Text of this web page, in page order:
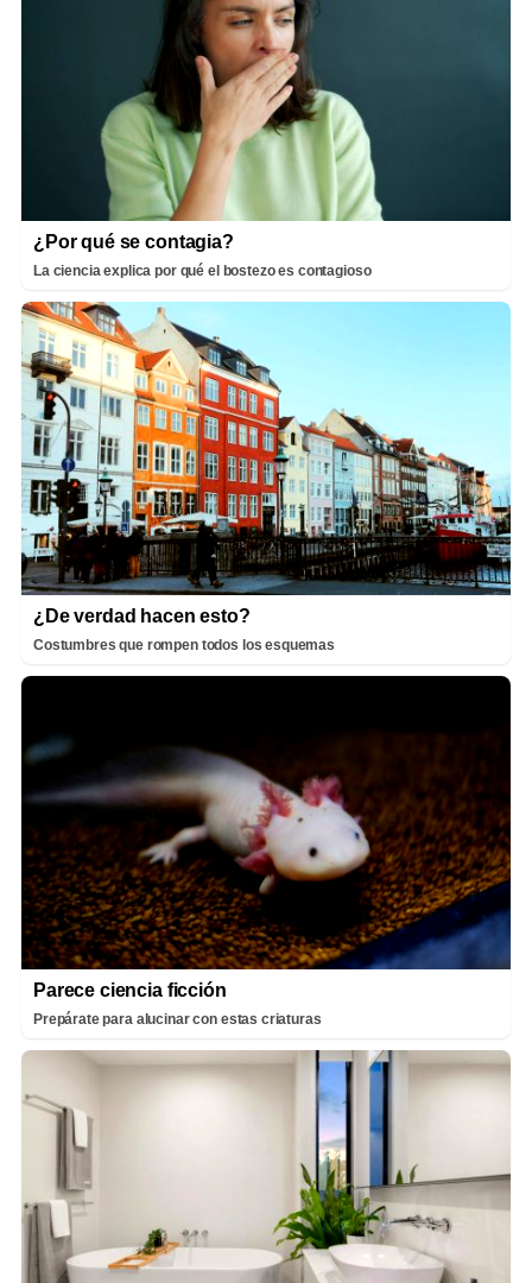
¿Por qué se contagia?
La ciencia explica por qué el bostezo es contagioso
¿De verdad hacen esto?
Costumbres que rompen todos los esquemas
Parece ciencia ficción
Prepárate para alucinar con estas criaturas